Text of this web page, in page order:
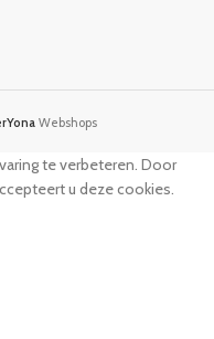
Webshops
te verbeteren. Door
u deze cookies.